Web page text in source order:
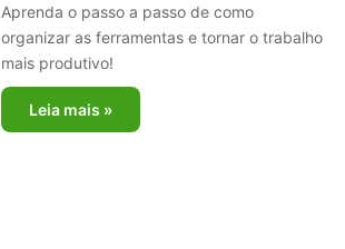
Aprenda o passo a passo de como
organizar as ferramentas e tornar o trabalho
mais produtivo!
Leia mais »